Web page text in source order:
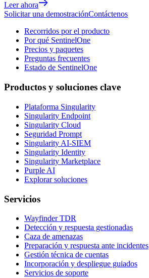
Leer ahora
Solicitar una demostraciónContáctenos
Recorridos por el producto
Por qué SentinelOne
Precios y paquetes
Preguntas frecuentes
Estado de SentinelOne
Productos y soluciones clave
Plataforma Singularity
Singularity Endpoint
Singularity Cloud
Seguridad Prompt
Singularity AI-SIEM
Singularity Identity
Singularity Marketplace
Purple AI
Explorar soluciones
Servicios
Wayfinder TDR
Detección y respuesta gestionadas
Caza de amenazas
Preparación y respuesta ante incidentes
Gestión técnica de cuentas
Incorporación y despliegue guiados
Servicios de soporte